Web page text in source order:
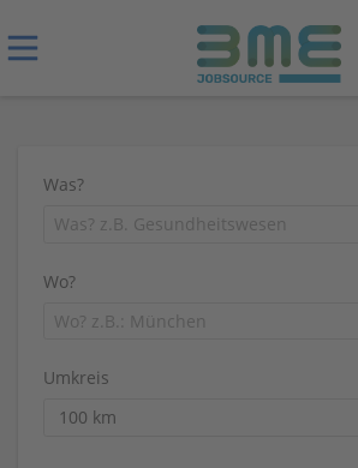
Was?
Wo?
Umkreis